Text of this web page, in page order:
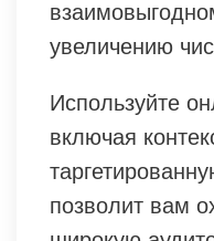
увеличению
Используйте
включая
позволит вам